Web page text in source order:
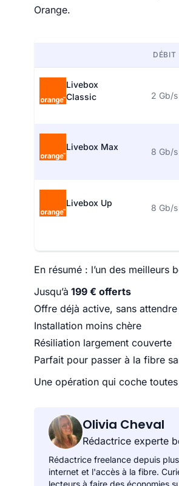
Orange.
DÉBIT
Livebox
Classic
2 Gb/s
Livebox Max 8 Gb/s
Livebox Up 8 Gb/s
En résumé : l’un des meilleurs
Jusqu’à 199 € offerts
Offre déjà active, sans
Installation moins chère
Résiliation largement couverte
Parfait pour passer à la fibre
Une opération qui coche
Olivia Cheval
Rédactrice experte
Rédactrice freelance depuis
internet et l'accès à la fibre.